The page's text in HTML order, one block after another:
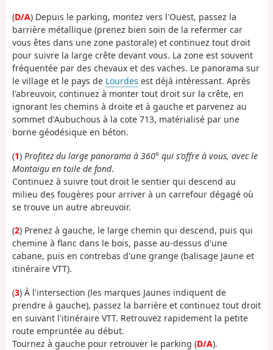
(D/A) Depuis le parking, montez vers l'Ouest, passez la
barrière métallique (prenez bien soin de la refermer car
vous êtes dans une zone pastorale) et continuez tout droit
pour suivre la large crête devant vous. La zone est souvent
fréquentée par des chevaux et des vaches. Le panorama sur
le village et le pays de Lourdes est déjà intéressant. Après
l'abreuvoir, continuez à monter tout droit sur la crête, en
ignorant les chemins à droite et à gauche et parvenez au
sommet d'Aubuchous à la cote 713, matérialisé par une
borne géodésique en béton.
(1) Profitez du large panorama à 360° qui s'offre à vous, avec le
Montaigu en toile de fond.
Continuez à suivre tout droit le sentier qui descend au
milieu des fougères pour arriver à un carrefour dégagé où
se trouve un autre abreuvoir.
(2) Prenez à gauche, le large chemin qui descend, puis qui
chemine à flanc dans le bois, passe au-dessus d'une
cabane, puis en contrebas d'une grange (balisage Jaune et
itinéraire VTT).
(3) À l'intersection (les marques Jaunes indiquent de
prendre à gauche), passez la barrière et continuez tout droit
en suivant l'itinéraire VTT. Retrouvez rapidement la petite
route empruntée au début.
Tournez à gauche pour retrouver le parking (D/A).